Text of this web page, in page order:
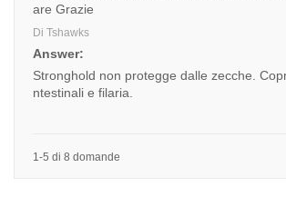
are Grazie
Di Tshawks
Answer:
Stronghold non protegge dalle zecche.
ntestinali e filaria.
1-5 di 8 domande